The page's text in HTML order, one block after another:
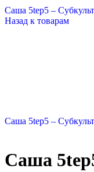
Саша 5tep5 –
Назад к товарам
Саша 5tep5 –
Саша